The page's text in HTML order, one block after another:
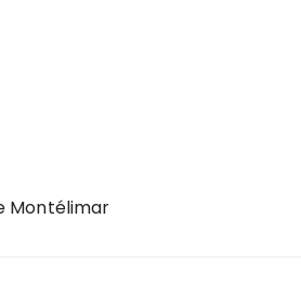
Montélimar